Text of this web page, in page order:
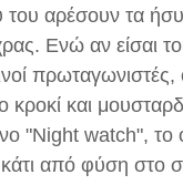
αρέσουν τα
Ενώ αν είσαι
και
"Night watch", το
από φύση στο